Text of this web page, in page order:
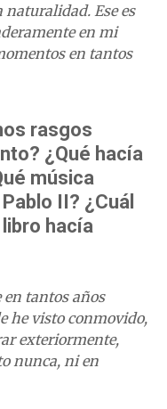
naturalidad. Ese es
en mi
en tantos
rasgos
¿Qué hacía
música
II? ¿Cuál
hacía
en tantos años
he visto conmovido,
exteriormente,
nunca, ni en